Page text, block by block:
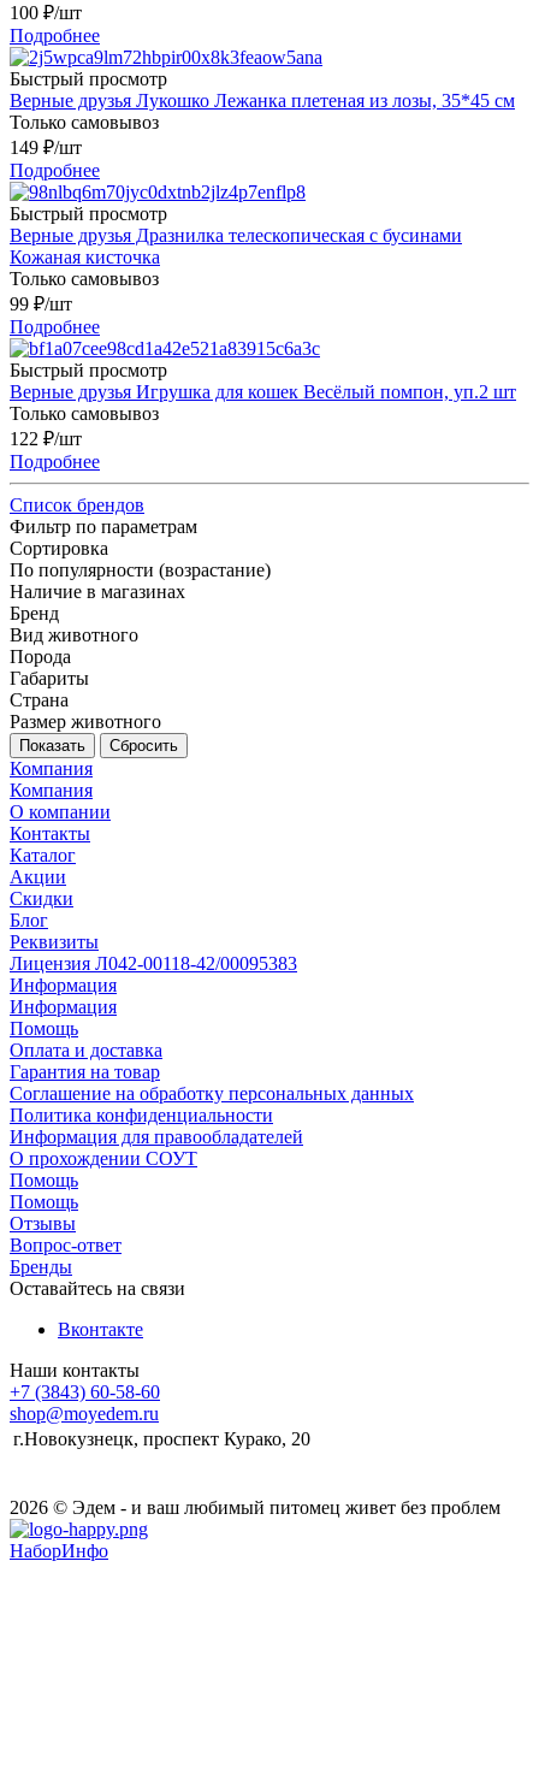
100 ₽/шт
Подробнее
Быстрый просмотр
Верные друзья Лукошко Лежанка плетеная из лозы, 35*45 см
Только самовывоз
149 ₽/шт
Подробнее
Быстрый просмотр
Верные друзья Дразнилка телескопическая с бусинами
Кожаная кисточка
Только самовывоз
99 ₽/шт
Подробнее
Быстрый просмотр
Верные друзья Игрушка для кошек Весёлый помпон, уп.2 шт
Только самовывоз
122 ₽/шт
Подробнее
Список брендов
Фильтр по параметрам
Сортировка
По популярности (возрастание)
Наличие в магазинах
Бренд
Вид животного
Порода
Габариты
Страна
Размер животного
Сбросить
Компания
Компания
О компании
Контакты
Каталог
Акции
Скидки
Блог
Реквизиты
Лицензия Л042-00118-42/00095383
Информация
Информация
Помощь
Оплата и доставка
Гарантия на товар
Соглашение на обработку персональных данных
Политика конфиденциальности
Информация для правообладателей
О прохождении СОУТ
Помощь
Помощь
Отзывы
Вопрос-ответ
Бренды
Оставайтесь на связи
Вконтакте
Наши контакты
+7 (3843) 60-58-60
shop@moyedem.ru
г.Новокузнецк, проспект Курако, 20
2026 © Эдем - и ваш любимый питомец живет без проблем
НаборИнфо